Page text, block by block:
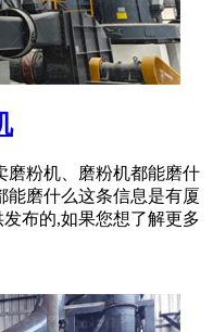
磨粉机、磨粉机都能磨什
能磨什么这条信息是有厦
布的,如果您想了解更多